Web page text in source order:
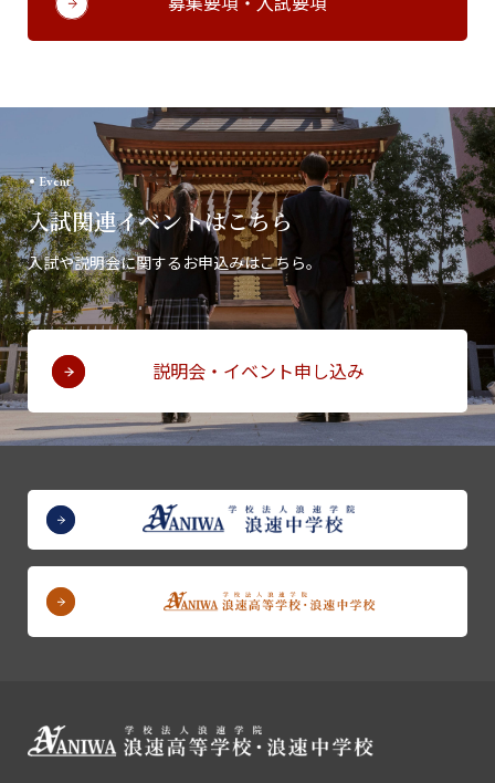
Event
入試関連イベントはこちら
入試や説明会に関するお申込みはこちら。
説明会・イベント申し込み